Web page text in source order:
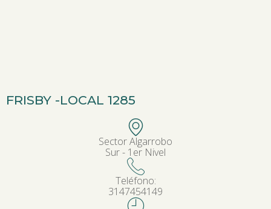
FRISBY -LOCAL 1285
Sector Algarrobo
Sur - 1er Nivel
Teléfono:
3147454149